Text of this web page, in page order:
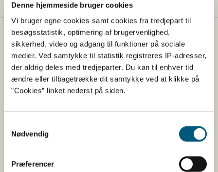
Denne hjemmeside bruger cookies
Vi bruger egne cookies samt cookies fra tredjepart til
besøgsstatistik, optimering af brugervenlighed,
sikkerhed, video og adgang til funktioner på sociale
medier. Ved samtykke til statistik registreres IP-adresser,
der aldrig deles med tredjeparter. Du kan til enhver tid
ændre eller tilbagetrække dit samtykke ved at klikke på
”Cookies” linket nederst på siden.
Nødvendig
Præferencer
Fødevarestyrelsen
Fødevarestyrelsen er en styrelse under
Erhvervsministeriet. Styrelsen arbejder med hele
fødevarekæden fra jord til bord med fokus på
dyresundhed og sikker, sund mad. Vi står bag De
Fødevarestyrelsen